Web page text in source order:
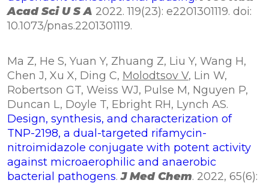
Acad Sci U S A 2022. 119(23): e2201301119. doi:
10.1073/pnas.2201301119.
Ma Z, He S, Yuan Y, Zhuang Z, Liu Y, Wang H,
Chen J, Xu X, Ding C, Molodtsov V, Lin W,
Robertson GT, Weiss WJ, Pulse M, Nguyen P,
Duncan L, Doyle T, Ebright RH, Lynch AS.
Design, synthesis, and characterization of
TNP-2198, a dual-targeted rifamycin-
nitroimidazole conjugate with potent activity
against microaerophilic and anaerobic
bacterial pathogens.J Med Chem. 2022, 65(6):